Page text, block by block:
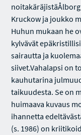
Kruckow ja joukko
Huhun mukaan he
kylvävät
sairautta ja
siivet.Vahalapsi on
kauhutarina
taikuudesta. Se on
huimaava kuvaus
ihannetta
(s. 1986) on